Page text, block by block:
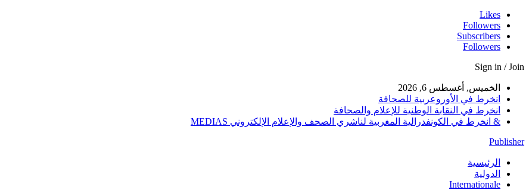
Likes
Followers
Subscribers
Followers
Sign in / Join
الخميس, أغسطس 6, 2026
انخرط في الأوروعربية للصحافة
انخرط في النقابة الوطنية للإعلام والصحافة
& انخرط في الكونفدرالية المغربية لناشري الصحف والإعلام الإلكتروني MEDIAS
Publisher
الرئيسية
الدولية
Internationale